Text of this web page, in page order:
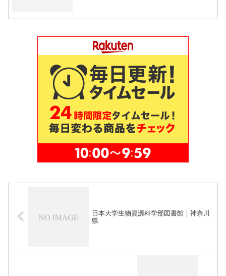
日本大学生物資源科学部図書館｜神奈川
県